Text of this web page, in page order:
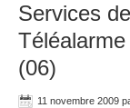
Services
(06)
11 novembre 2009